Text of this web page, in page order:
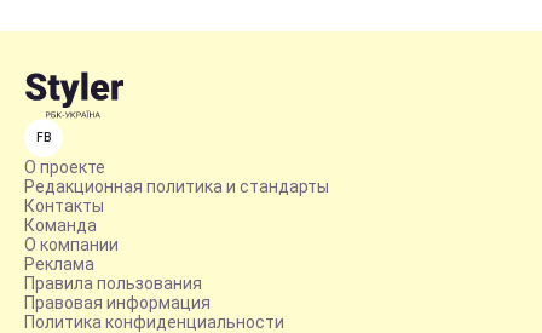
FB
О проекте
Редакционная политика и стандарты
Контакты
Команда
О компании
Реклама
Правила пользования
Правовая информация
Политика конфиденциальности